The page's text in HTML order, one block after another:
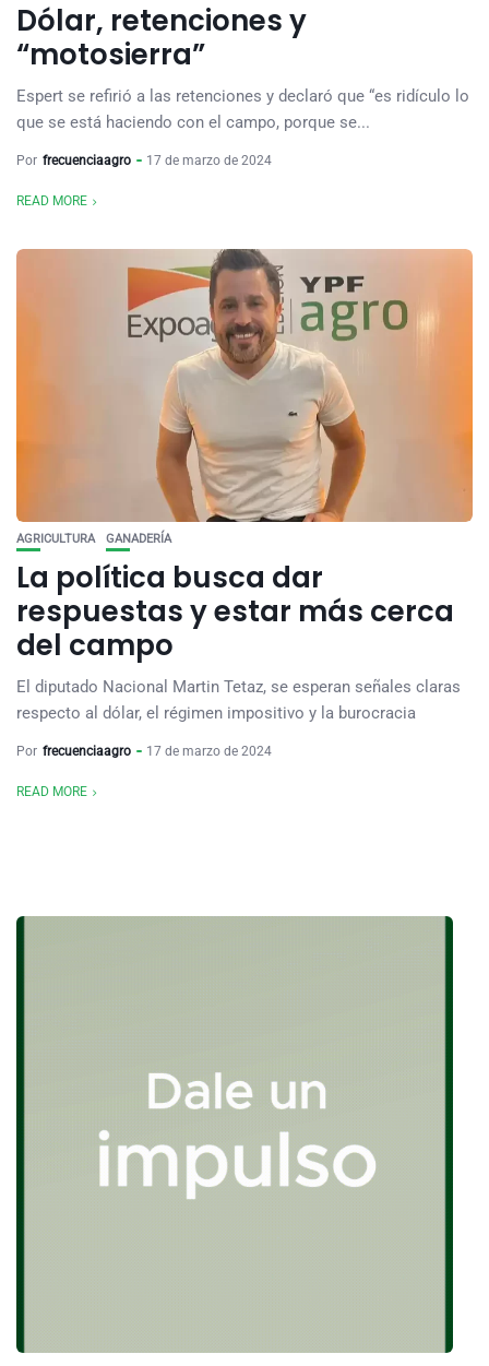
Dólar, retenciones y
“motosierra”
Espert se refirió a las retenciones y declaró que “es ridículo lo
que se está haciendo con el campo, porque se...
Por frecuenciaagro 17 de marzo de 2024
READ MORE
AGRICULTURA GANADERÍA
La política busca dar
respuestas y estar más cerca
del campo
El diputado Nacional Martin Tetaz, se esperan señales claras
respecto al dólar, el régimen impositivo y la burocracia
Por frecuenciaagro 17 de marzo de 2024
READ MORE